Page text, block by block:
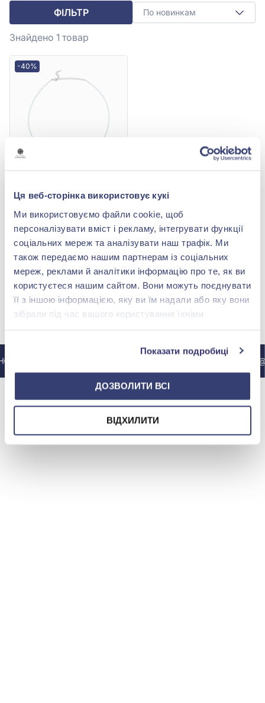
Ця веб-сторінка використовує кукі
Ми використовуємо файли cookie, щоб
персоналізувати вміст і рекламу, інтегрувати функції
соціальних мереж та аналізувати наш трафік. Ми
також передаємо нашим партнерам із соціальних
мереж, реклами й аналітики інформацію про те, як ви
користуєтеся нашим сайтом. Вони можуть поєднувати
її з іншою інформацією, яку ви їм надали або яку вони
зібрали під час вашого користування їхніми
Показати подробиці
ДОЗВОЛИТИ ВСІ
ВІДХИЛИТИ
ФІЛЬТР По новинкам
Знайдено 1 товар
-40%
Шпинеллю, арт. FN3883
10 472,00 грн
6 283,20 грн
(арт. FN3883)
Купити
МИ У INSTAGRAM
@ZOLOTAKOROLEVA ДО ІНСТАГРАМУ